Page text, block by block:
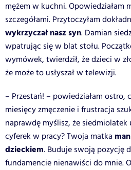
mężem w kuchni. Opowiedziałam
szczegółami. Przytoczyłam
wykrzyczał nasz syn. Damian
wpatrując się w blat stołu.
wymówek, twierdził, że dzieci w
że może to usłyszał w telewizji.
– Przestań! – powiedziałam
miesięcy zmęczenie i frustracja
naprawdę myślisz, że
cyferek w pracy? Twoja matka
dzieckiem. Buduje swoją pozycję
fundamencie nienawiści do mnie.